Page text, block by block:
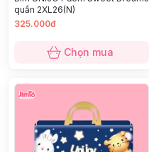
quần 2XL26(N)
325.000đ
Chọn mua